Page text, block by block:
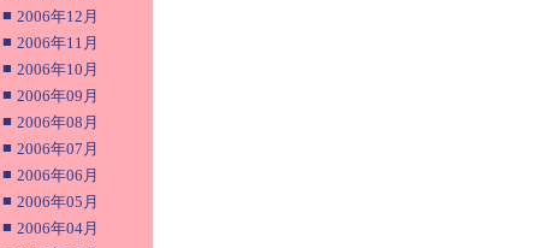
■ 2006年12月
■ 2006年11月
■ 2006年10月
■ 2006年09月
■ 2006年08月
■ 2006年07月
■ 2006年06月
■ 2006年05月
■ 2006年04月